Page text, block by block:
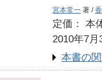
宮本常一 著 /
定価：
2010年7月
本書の